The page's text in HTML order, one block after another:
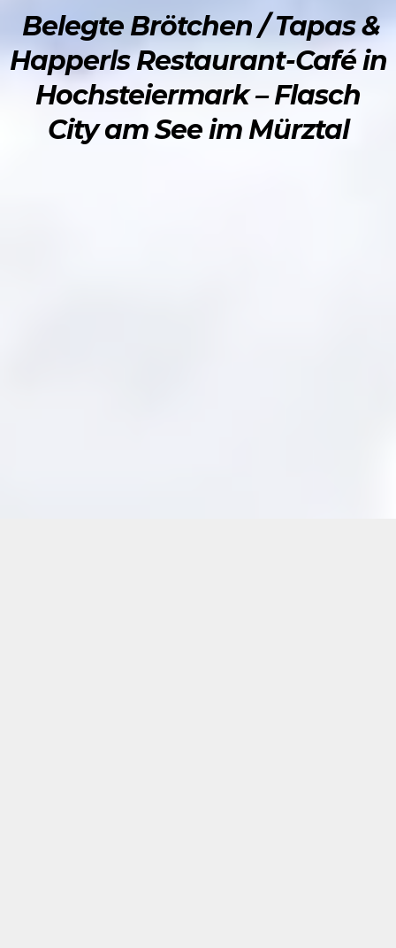
Belegte Brötchen / Tapas &
Happerls Restaurant-Café in
Hochsteiermark – Flasch
City am See im Mürztal